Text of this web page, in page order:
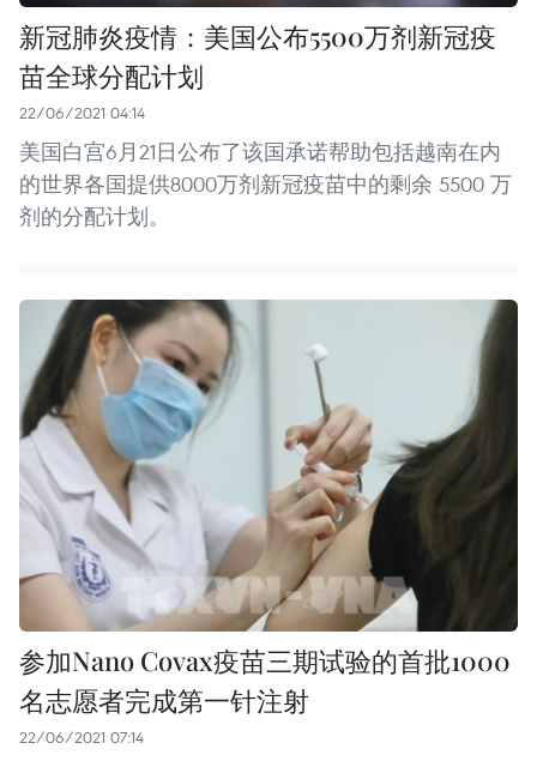
新冠肺炎疫情：美国公布5500万剂新冠疫
苗全球分配计划
22/06/2021 04:14
美国白宫6月21日公布了该国承诺帮助包括越南在内
的世界各国提供8000万剂新冠疫苗中的剩余 5500 万
剂的分配计划。
参加Nano Covax疫苗三期试验的首批1000
名志愿者完成第一针注射
22/06/2021 07:14